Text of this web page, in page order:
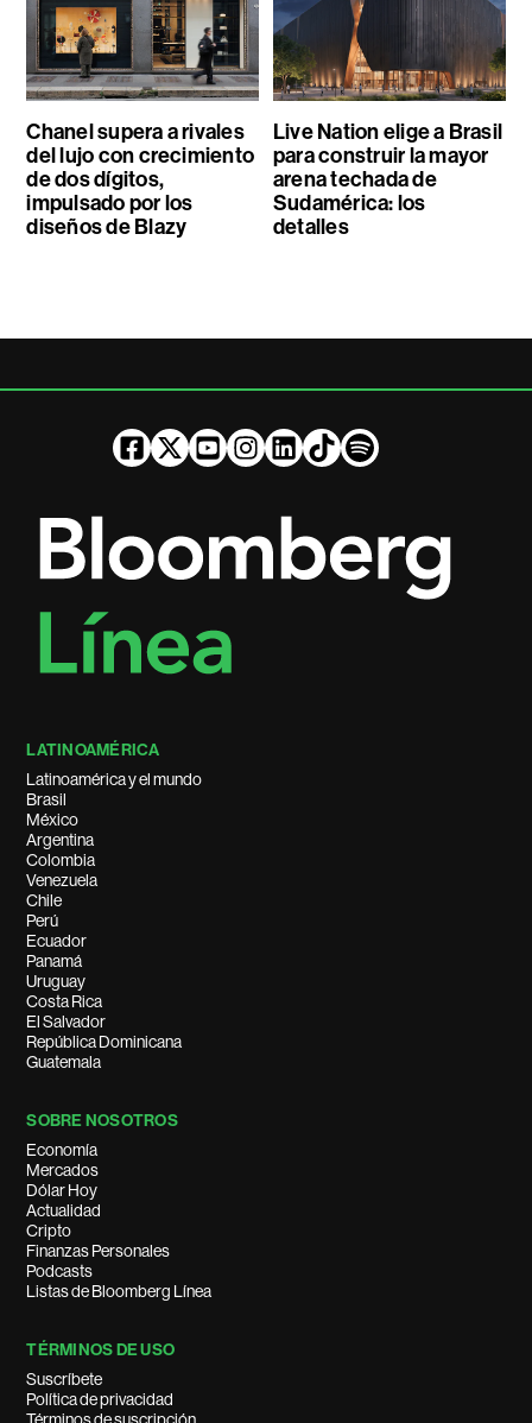
Chanel supera a rivales
del lujo con crecimiento
de dos dígitos,
impulsado por los
diseños de Blazy
Live Nation elige a Brasil
para construir la mayor
arena techada de
Sudamérica: los
detalles
LATINOAMÉRICA
Latinoamérica y el mundo
Brasil
México
Argentina
Colombia
Venezuela
Chile
Perú
Ecuador
Panamá
Uruguay
Costa Rica
El Salvador
República Dominicana
Guatemala
SOBRE NOSOTROS
Economía
Mercados
Dólar Hoy
Actualidad
Cripto
Finanzas Personales
Podcasts
Listas de Bloomberg Línea
TÉRMINOS DE USO
Suscríbete
Política de privacidad